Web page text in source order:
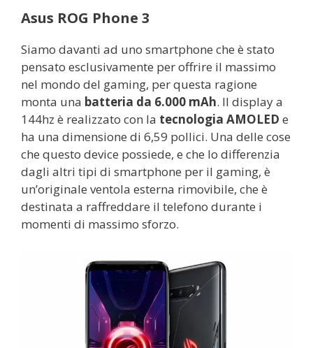
Asus ROG Phone 3
Siamo davanti ad uno smartphone che è stato
pensato esclusivamente per offrire il massimo
nel mondo del gaming, per questa ragione
monta una batteria da 6.000 mAh. Il display a
144hz è realizzato con la tecnologia AMOLED e
ha una dimensione di 6,59 pollici. Una delle cose
che questo device possiede, e che lo differenzia
dagli altri tipi di smartphone per il gaming, è
un’originale ventola esterna rimovibile, che è
destinata a raffreddare il telefono durante i
momenti di massimo sforzo.